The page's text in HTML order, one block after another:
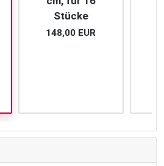
Stücke
148,00 EUR